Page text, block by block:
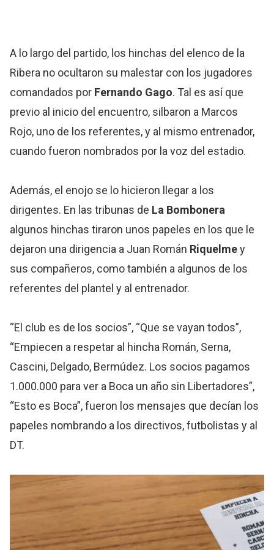
A lo largo del partido, los hinchas del elenco de la
Ribera no ocultaron su malestar con los jugadores
comandados por Fernando Gago. Tal es así que
previo al inicio del encuentro, silbaron a Marcos
Rojo, uno de los referentes, y al mismo entrenador,
cuando fueron nombrados por la voz del estadio.
Además, el enojo se lo hicieron llegar a los
dirigentes. En las tribunas de La Bombonera
algunos hinchas tiraron unos papeles en los que le
dejaron una dirigencia a Juan Román Riquelmey
sus compañeros, como también a algunos de los
referentes del plantel y al entrenador.
“El club es de los socios”, “Que se vayan todos”,
“Empiecen a respetar al hincha Román, Serna,
Cascini, Delgado, Bermúdez. Los socios pagamos
1.000.000 para ver a Boca un año sin Libertadores”,
“Esto es Boca”, fueron los mensajes que decían los
papeles nombrando a los directivos, futbolistas y al
DT.